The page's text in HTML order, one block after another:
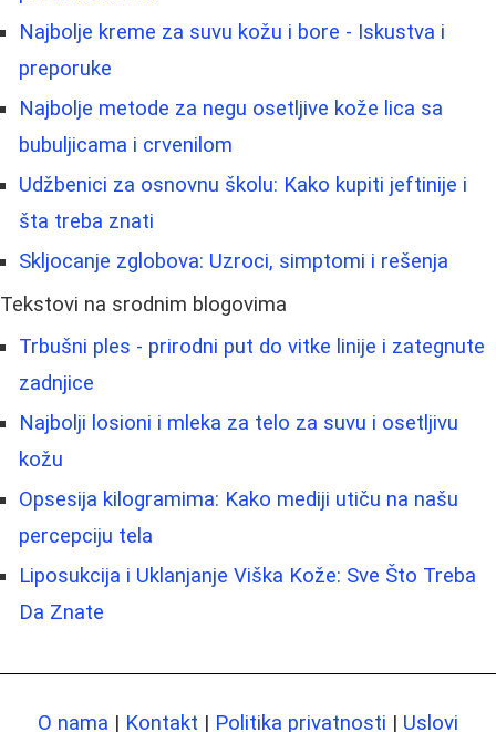
Najbolje kreme za suvu kožu i bore - Iskustva i
preporuke
Najbolje metode za negu osetljive kože lica sa
bubuljicama i crvenilom
Udžbenici za osnovnu školu: Kako kupiti jeftinije i
šta treba znati
Skljocanje zglobova: Uzroci, simptomi i rešenja
Tekstovi na srodnim blogovima
Trbušni ples - prirodni put do vitke linije i zategnute
zadnjice
Najbolji losioni i mleka za telo za suvu i osetljivu
kožu
Opsesija kilogramima: Kako mediji utiču na našu
percepciju tela
Liposukcija i Uklanjanje Viška Kože: Sve Što Treba
Da Znate
O nama | Kontakt | Politika privatnosti | Uslovi